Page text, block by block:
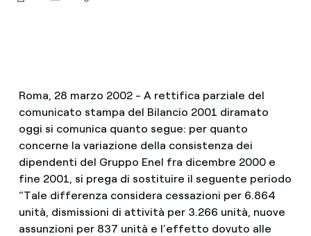
Roma, 28 marzo 2002 - A rettifica parziale del
comunicato stampa del Bilancio 2001 diramato
oggi si comunica quanto segue: per quanto
concerne la variazione della consistenza dei
dipendenti del Gruppo Enel fra dicembre 2000 e
fine 2001, si prega di sostituire il seguente periodo
“Tale differenza considera cessazioni per 6.864
unità, dismissioni di attività per 3.266 unità, nuove
assunzioni per 837 unità e l’effetto dovuto alle